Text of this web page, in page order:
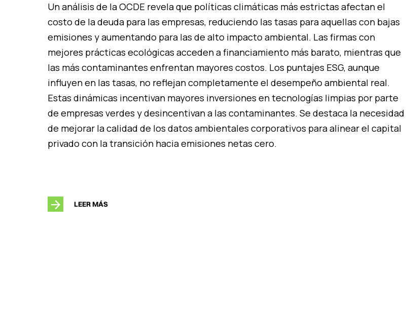
Un análisis de la OCDE revela que políticas climáticas más estrictas afectan el
costo de la deuda para las empresas, reduciendo las tasas para aquellas con bajas
emisiones y aumentando para las de alto impacto ambiental. Las firmas con
mejores prácticas ecológicas acceden a financiamiento más barato, mientras que
las más contaminantes enfrentan mayores costos. Los puntajes ESG, aunque
influyen en las tasas, no reflejan completamente el desempeño ambiental real.
Estas dinámicas incentivan mayores inversiones en tecnologías limpias por parte
de empresas verdes y desincentivan a las contaminantes. Se destaca la necesidad
de mejorar la calidad de los datos ambientales corporativos para alinear el capital
privado con la transición hacia emisiones netas cero.
LEER MÁS